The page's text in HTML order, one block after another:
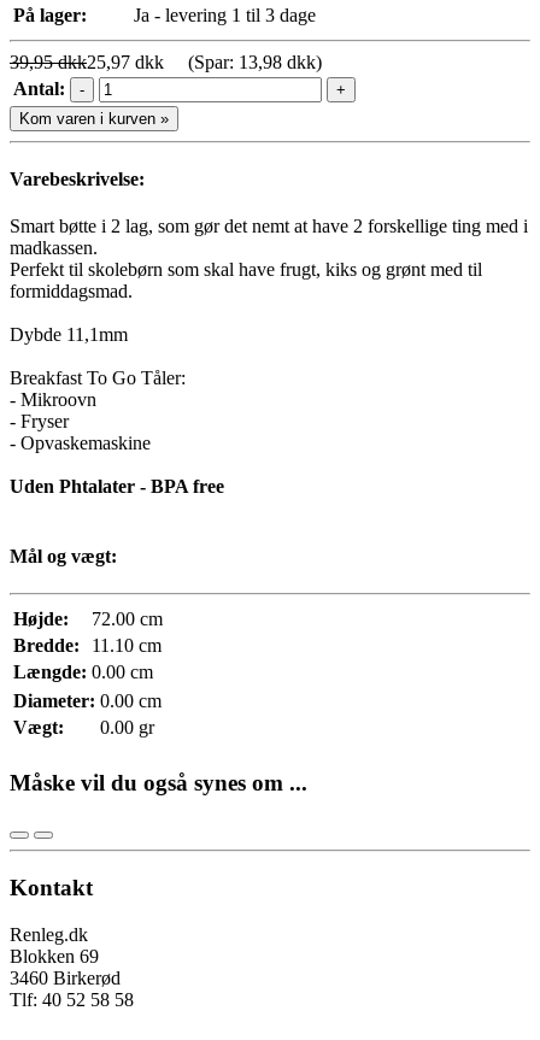
På lager:
Ja - levering 1 til 3 dage
39,95 dkk25,97 dkk (Spar: 13,98 dkk)
Antal:
-
+
Kom varen i kurven »
Varebeskrivelse:
Smart bøtte i 2 lag, som gør det nemt at have 2 forskellige ting med i
madkassen.
Perfekt til skolebørn som skal have frugt, kiks og grønt med til
formiddagsmad.
Dybde 11,1mm
Breakfast To Go Tåler:
- Mikroovn
- Fryser
- Opvaskemaskine
Uden Phtalater - BPA free
Mål og vægt:
Højde:
72.00 cm
Bredde:
11.10 cm
Længde: 0.00 cm
Diameter: 0.00 cm
Vægt:
0.00 gr
Måske vil du også synes om ...
Kontakt
Renleg.dk
Blokken 69
3460 Birkerød
Tlf: 40 52 58 58